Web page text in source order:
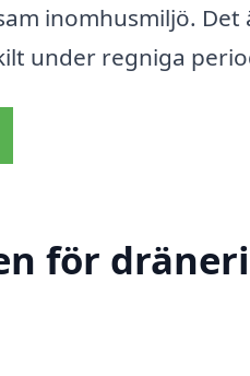
inomhusmiljö.
under regniga
för